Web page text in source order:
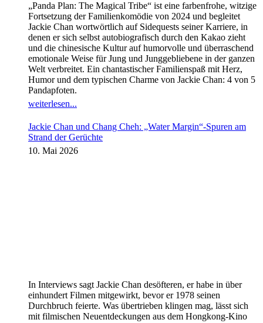
„Panda Plan: The Magical Tribe“ ist eine farbenfrohe, witzige
Fortsetzung der Familienkomödie von 2024 und begleitet
Jackie Chan wortwörtlich auf Sidequests seiner Karriere, in
denen er sich selbst autobiografisch durch den Kakao zieht
und die chinesische Kultur auf humorvolle und überraschend
emotionale Weise für Jung und Junggebliebene in der ganzen
Welt verbreitet. Ein chantastischer Familienspaß mit Herz,
Humor und dem typischen Charme von Jackie Chan: 4 von 5
Pandapfoten.
weiterlesen...
Jackie Chan und Chang Cheh: „Water Margin“-Spuren am
Strand der Gerüchte
10. Mai 2026
In Interviews sagt Jackie Chan desöfteren, er habe in über
einhundert Filmen mitgewirkt, bevor er 1978 seinen
Durchbruch feierte. Was übertrieben klingen mag, lässt sich
mit filmischen Neuentdeckungen aus dem Hongkong-Kino